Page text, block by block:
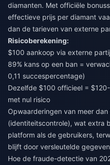
diamanten. Met officiële
effectieve prijs per diamant
dan de tarieven van externe
Risicoberekening:
$100 aankoop via externe
89% kans op een ban =
0,11 succespercentage)
Dezelfde $100 officieel =
met nul risico
Opwaarderingen van meer
(identiteitscontrole), wat extra
platform als de gebruikers,
blijft door versleutelde
Hoe de fraude-detectie van